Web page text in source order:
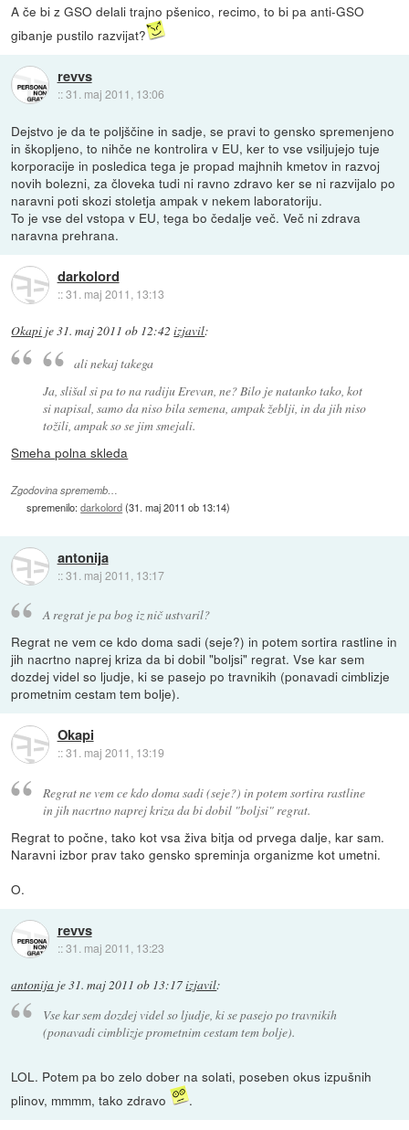
A če bi z GSO delali trajno pšenico, recimo, to bi pa anti-GSO
gibanje pustilo razvijat?
revvs
::31. maj 2011, 13:06
Dejstvo je da te poljščine in sadje, se pravi to gensko spremenjeno
in škopljeno, to nihče ne kontrolira v EU, ker to vse vsiljujejo tuje
korporacije in posledica tega je propad majhnih kmetov in razvoj
novih bolezni, za človeka tudi ni ravno zdravo ker se ni razvijalo po
naravni poti skozi stoletja ampak v nekem laboratoriju.
To je vse del vstopa v EU, tega bo čedalje več. Več ni zdrava
naravna prehrana.
darkolord
::31. maj 2011, 13:13
Okapi je31. maj 2011 ob 12:42 izjavil:
ali nekaj takega
Ja, slišal si pa to na radiju Erevan, ne? Bilo je natanko tako, kot
si napisal, samo da niso bila semena, ampak žeblji, in da jih niso
tožili, ampak so se jim smejali.
Smeha polna skleda
Zgodovina sprememb…
spremenilo:darkolord(31. maj 2011 ob 13:14)
antonija
::31. maj 2011, 13:17
A regrat je pa bog iz nič ustvaril?
Regrat ne vem ce kdo doma sadi (seje?) in potem sortira rastline in
jih nacrtno naprej kriza da bi dobil "boljsi" regrat. Vse kar sem
dozdej videl so ljudje, ki se pasejo po travnikih (ponavadi cimblizje
prometnim cestam tem bolje).
Okapi
::31. maj 2011, 13:19
Regrat ne vem ce kdo doma sadi (seje?) in potem sortira rastline
in jih nacrtno naprej kriza da bi dobil "boljsi" regrat.
Regrat to počne, tako kot vsa živa bitja od prvega dalje, kar sam.
Naravni izbor prav tako gensko spreminja organizme kot umetni.
O.
revvs
::31. maj 2011, 13:23
antonija je31. maj 2011 ob 13:17izjavil:
Vse kar sem dozdej videl so ljudje, ki se pasejo po travnikih
(ponavadi cimblizje prometnim cestam tem bolje).
LOL. Potem pa bo zelo dober na solati, poseben okus izpušnih
plinov, mmmm, tako zdravo
.